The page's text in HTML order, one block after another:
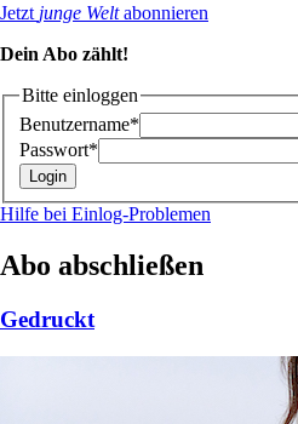
Jetzt junge Weltabonnieren
Dein Abo zählt!
Bitte einloggen
Benutzername*
Passwort*
Hilfe bei Einlog-Problemen
Abo abschließen
Gedruckt